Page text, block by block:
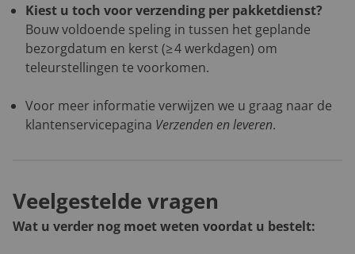
Kiest u toch voor verzending per pakketdienst?
Bouw voldoende speling in tussen het geplande
bezorgdatum en kerst (≥ 4 werkdagen) om
teleurstellingen te voorkomen.
Voor meer informatie verwijzen we u graag naar de
klantenservicepagina Verzenden en leveren.
Veelgestelde vragen
Wat u verder nog moet weten voordat u bestelt: